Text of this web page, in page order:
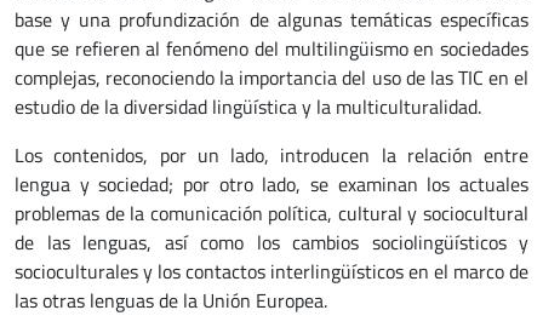
base y una profundización de algunas temáticas específicas
que se refieren al fenómeno del multilingüismo en sociedades
complejas, reconociendo la importancia del uso de las TIC en el
estudio de la diversidad lingüística y la multiculturalidad.
Los contenidos, por un lado, introducen la relación entre
lengua y sociedad; por otro lado, se examinan los actuales
problemas de la comunicación política, cultural y sociocultural
de las lenguas, así como los cambios sociolingüísticos y
socioculturales y los contactos interlingüísticos en el marco de
las otras lenguas de la Unión Europea.